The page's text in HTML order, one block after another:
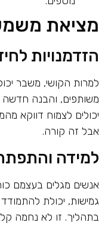
מציאת
הזדמנויות
למרות הקושי, משבר
משותפים, והבנה
יכולים לצמוח דווקא
אבל זה קורה.
למידה
אנשים מגלים בעצמם
גמישות, יכולת
בתהליך. זו לא נחמה